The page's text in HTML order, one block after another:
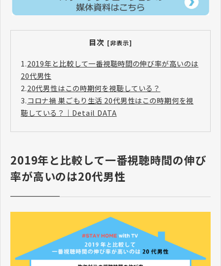
目次 [非表示]
1.2019年と比較して一番視聴時間の伸び率が高いのは
20代男性
2.20代男性はこの時期何を視聴している？
3.コロナ禍 巣ごもり生活 20代男性はこの時期何を視
聴している？｜Detail DATA
2019年と比較して一番視聴時間の伸び
率が高いのは20代男性